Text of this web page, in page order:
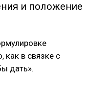
и положение
как в связке с
дать».